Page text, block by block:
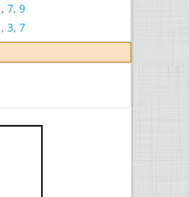
, 7, 9
, 3, 7